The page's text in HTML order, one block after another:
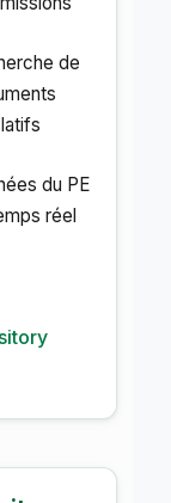
de
du PE
réel